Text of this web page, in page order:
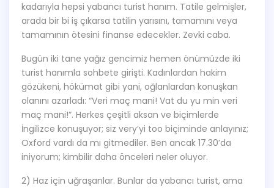
kadarıyla hepsi yabancı turist hanım. Tatile gelmişler,
arada bir bi iş çıkarsa tatilin yarısını, tamamını veya
tamamının ötesini finanse edecekler. Zevki caba.
Bugün iki tane yağız gencimiz hemen önümüzde iki
turist hanımla sohbete girişti. Kadınlardan hakim
gözükeni, hökümat gibi yani, oğlanlardan konuşkan
olanını azarladı: “Veri maç mani! Vat du yu min veri
maç mani!”. Herkes çeşitli aksan ve biçimlerde
İngilizce konuşuyor; siz very’yi too biçiminde anlayınız;
Oxford vardı da mı gitmediler. Ben ancak 17.30’da
iniyorum; kimbilir daha önceleri neler oluyor.
2) Haz için uğraşanlar. Bunlar da yabancı turist, ama